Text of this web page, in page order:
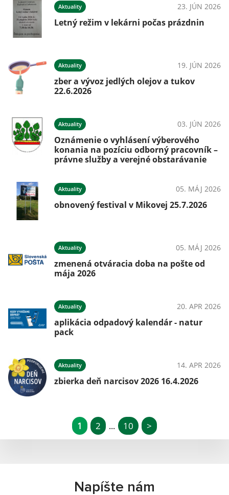
Aktuality 23. JÚN 2026
Letný režim v lekárni počas prázdnin
Aktuality 19. JÚN 2026
zber a vývoz jedlých olejov a tukov
22.6.2026
Aktuality 03. JÚN 2026
Oznámenie o vyhlásení výberového
konania na pozíciu odborný pracovník –
právne služby a verejné obstarávanie
Aktuality 05. MÁJ 2026
obnovený festival v Mikovej 25.7.2026
Aktuality 05. MÁJ 2026
zmenená otváracia doba na pošte od
mája 2026
Aktuality 20. APR 2026
aplikácia odpadový kalendár - natur
pack
Aktuality 14. APR 2026
zbierka deň narcisov 2026 16.4.2026
1 2 ... 10 >
Napíšte nám